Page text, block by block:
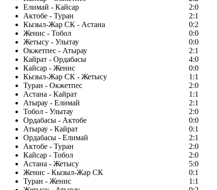
Елимай - Кайсар
2:0
Актобе - Туран
2:1
Кызыл-Жар СК - Астана
0:2
Женис - Тобол
0:0
Жетысу - Улытау
0:0
Окжетпес - Атырау
2:1
Кайрат - Ордабасы
4:0
Кайсар - Женис
0:0
Кызыл-Жар СК - Жетысу
1:1
Туран - Окжетпес
2:0
Астана - Кайрат
1:1
Атырау - Елимай
2:1
Тобол - Улытау
2:0
Ордабасы - Актобе
0:0
Атырау - Кайрат
0:1
Ордабасы - Елимай
2:1
Актобе - Туран
2:0
Кайсар - Тобол
2:0
Астана - Жетысу
5:0
Женис - Кызыл-Жар СК
0:1
Туран - Женис
1:1